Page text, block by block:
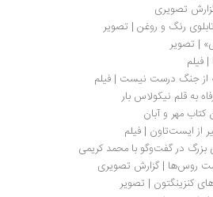
و روغن | تصویر
درست نیست | فیلم
نیکولاس بار
و آبان
| فیلم
در گفت‌وگو با محمد کریمی
| گزارش تصویری
| تصویر